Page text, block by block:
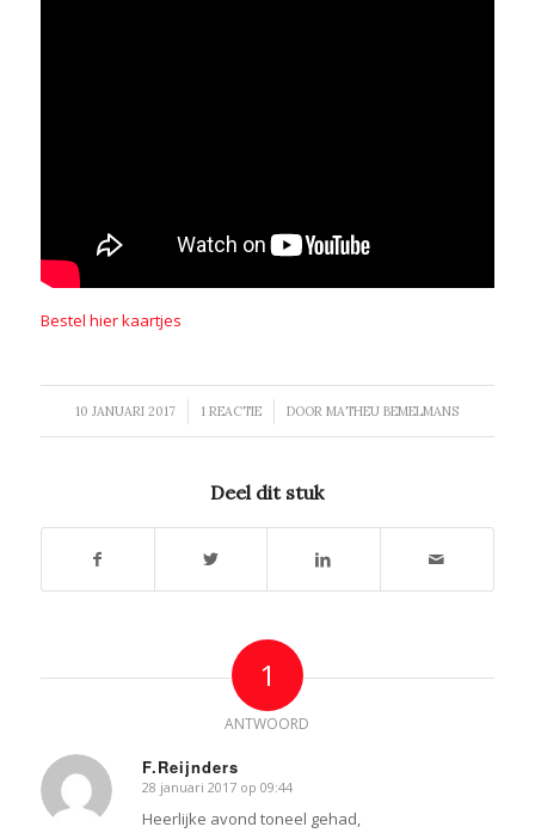
Bestel hier kaartjes
10 JANUARI 2017
/ 1 REACTIE
/ DOORMATHEU BEMELMANS
Deel dit stuk
1
ANTWOORD
F.Reijnders
zegt:
28 januari 2017 op 09:44
Heerlijke avond toneel gehad,